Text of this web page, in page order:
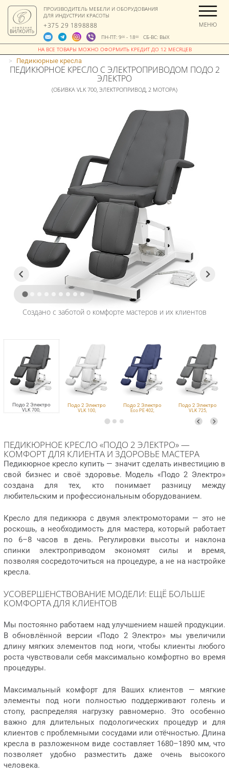
ПРОИЗВОДИТЕЛЬ МЕБЕЛИ И ОБОРУДОВАНИЯ
ДЛЯ ИНДУСТРИИ КРАСОТЫ
+375 29 1898888
ПН-ПТ: 900- 1800СБ-ВС: ВЫХ
МЕНЮ
> Педикюрные кресла
ПЕДИКЮРНОЕ КРЕСЛО С ЭЛЕКТРОПРИВОДОМ ПОДО 2
ЭЛЕКТРО
(ОБИВКА VLK 700, ЭЛЕКТРОПРИВОД, 2 МОТОРА)
Подо 2 Электро
VLK 700,
Подо 2 Электро
VLK 100,
Подо 2 Электро
Eco PE 402,
Подо 2 Электро
VLK 725,
мотора
Создано с заботой о комфорте мастеров и их клиентов
ПЕДИКЮРНОЕ КРЕСЛО «ПОДО 2 ЭЛЕКТРО» —
КОМФОРТ ДЛЯ КЛИЕНТА И ЗДОРОВЬЕ МАСТЕРА
Педикюрное кресло купить — значит сделать инвестицию в
свой бизнес и своё здоровье. Модель «Подо 2 Электро»
создана для тех, кто понимает разницу между
любительским и профессиональным оборудованием.
Кресло для педикюра с двумя электромоторами — это не
роскошь, а необходимость для мастера, который работает
по 6–8 часов в день. Регулировки высоты и наклона
спинки электроприводом экономят силы и время,
позволяя сосредоточиться на процедуре, а не на настройке
кресла.
УСОВЕРШЕНСТВОВАНИЕ МОДЕЛИ: ЕЩЁ БОЛЬШЕ
КОМФОРТА ДЛЯ КЛИЕНТОВ
Мы постоянно работаем над улучшением нашей продукции.
В обновлённой версии «Подо 2 Электро» мы увеличили
длину мягких элементов под ноги, чтобы клиенты любого
роста чувствовали себя максимально комфортно во время
процедуры.
Максимальный комфорт для Ваших клиентов — мягкие
элементы под ноги полностью поддерживают голень и
стопу, распределяя нагрузку равномерно. Это особенно
важно для длительных подологических процедур и для
клиентов с проблемными сосудами или отёчностью. Длина
кресла в разложенном виде составляет 1680–1890 мм, что
позволяет удобно разместить даже очень высокого
человека.